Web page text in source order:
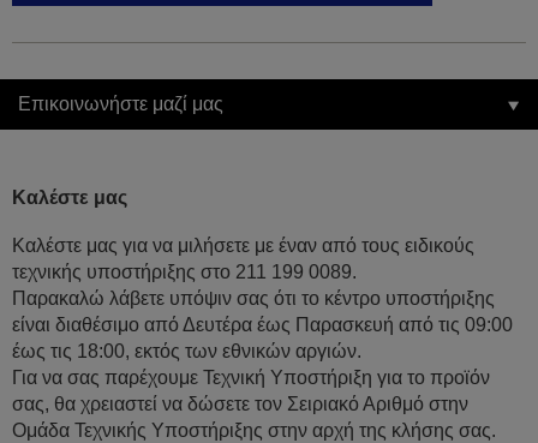
Επικοινωνήστε μαζί μας
Καλέστε μας
Καλέστε μας για να μιλήσετε με έναν από τους ειδικούς
τεχνικής υποστήριξης στο 211 199 0089.
Παρακαλώ λάβετε υπόψιν σας ότι το κέντρο υποστήριξης
είναι διαθέσιμο από Δευτέρα έως Παρασκευή από τις 09:00
έως τις 18:00, εκτός των εθνικών αργιών.
Για να σας παρέχουμε Τεχνική Υποστήριξη για το προϊόν
σας, θα χρειαστεί να δώσετε τον Σειριακό Αριθμό στην
Ομάδα Τεχνικής Υποστήριξης στην αρχή της κλήσης σας.